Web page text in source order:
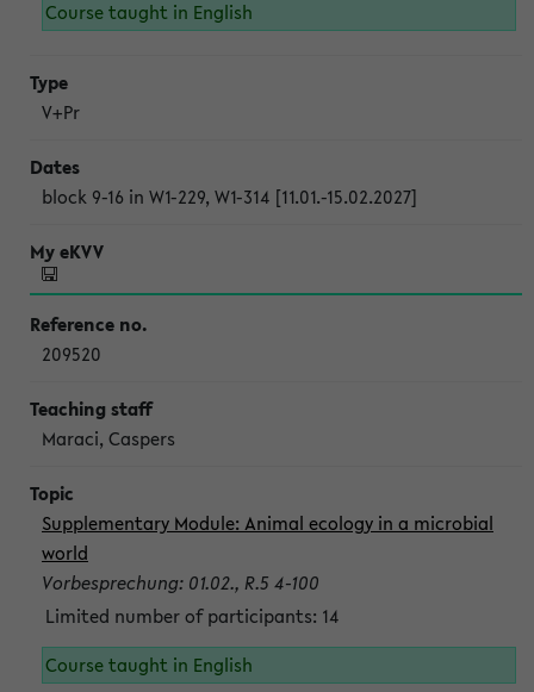
Course taught in English
V+Pr
block 9-16 in W1-229, W1-314 [11.01.-15.02.2027]
209520
Maraci, Caspers
Supplementary Module: Animal ecology in a microbial
world
Vorbesprechung: 01.02., R.5 4-100
Limited number of participants: 14
Course taught in English